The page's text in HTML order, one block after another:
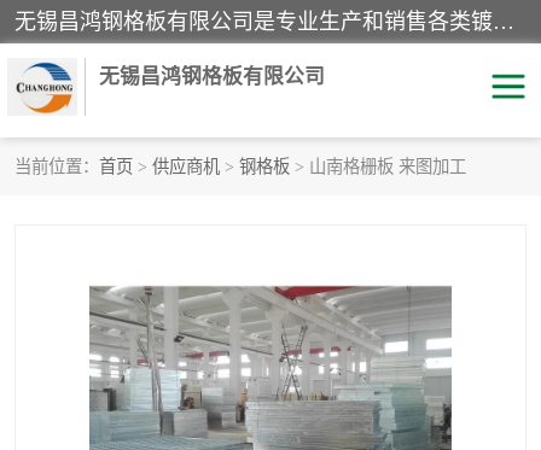
无锡昌鸿钢格板有限公司是专业生产和销售各类镀锌钢格板、镀锌钢格栅、不锈钢钢格及其相关产品的现代化企业。公司产品广泛运用于石油、化工、港口、电力、运输、造纸、医药、钢铁、食品、市政、房地产、制造业等各个领域。
无锡昌鸿钢格板有限公司
当前位置： 首页 > 供应商机 > 钢格板 > 山南格栅板 来图加工
钢格栅
齿形钢格板 钢格板